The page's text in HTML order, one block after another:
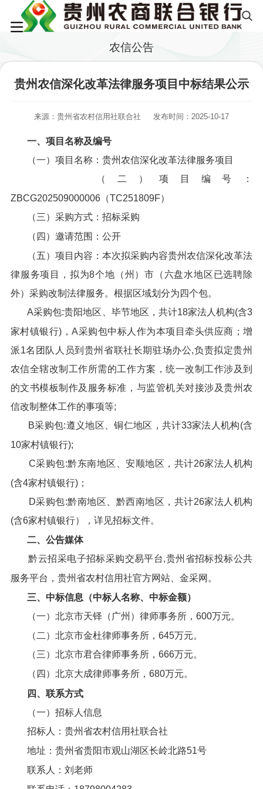
农信公告
贵州农信深化改革法律服务项目中标结果公示
来源：贵州省农村信用社联合社 发布时间：2025-10-17
一、项目名称及编号
（一）项目名称：贵州农信深化改革法律服务项目
（二）项目编号：
ZBCG202509000006（TC251809F）
（三）采购方式：招标采购
（四）邀请范围：公开
（五）项目内容：本次拟采购内容贵州农信深化改革法
律服务项目，拟为8个地（州）市（六盘水地区已选聘除
外）采购改制法律服务。根据区域划分为四个包。
A采购包:贵阳地区、毕节地区，共计18家法人机构(含3
家村镇银行)，A采购包中标人作为本项目牵头供应商；增
派1名团队人员到贵州省联社长期驻场办公,负责拟定贵州
农信全辖改制工作所需的工作方案，统一改制工作涉及到
的文书模板制作及服务标准，与监管机关对接涉及贵州农
信改制整体工作的事项等;
B采购包:遵义地区、铜仁地区，共计33家法人机构(含
10家村镇银行);
C采购包:黔东南地区、安顺地区，共计26家法人机构
(含4家村镇银行)；
D采购包:黔南地区、黔西南地区，共计26家法人机构
(含6家村镇银行），详见招标文件。
二、公告媒体
黔云招采电子招标采购交易平台,贵州省招标投标公共
服务平台，贵州省农村信用社官方网站、金采网。
三、中标信息（中标人名称、中标金额）
（一）北京市天铎（广州）律师事务所，600万元。
（二）北京市金杜律师事务所，645万元。
（三）北京市君合律师事务所，666万元。
（四）北京大成律师事务所，680万元。
四、联系方式
（一）招标人信息
招标人：贵州省农村信用社联合社
地址：贵州省贵阳市观山湖区长岭北路51号
联系人：刘老师